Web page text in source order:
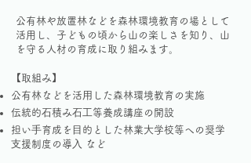
公有林や放置林などを森林環境教育の場として
活用し、子どもの頃から山の楽しさを知り、山
を守る人材の育成に取り組みます。
【取組み】
公有林などを活⽤した森林環境教育の実施
伝統的⽯積み⽯⼯等養成講座の開設
担い⼿育成を⽬的とした林業⼤学校等への奨学
⽀援制度の導⼊ など